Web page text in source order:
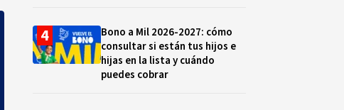
Bono a Mil 2026-2027: cómo
consultar si están tus hijos e
hijas en la lista y cuándo
puedes cobrar